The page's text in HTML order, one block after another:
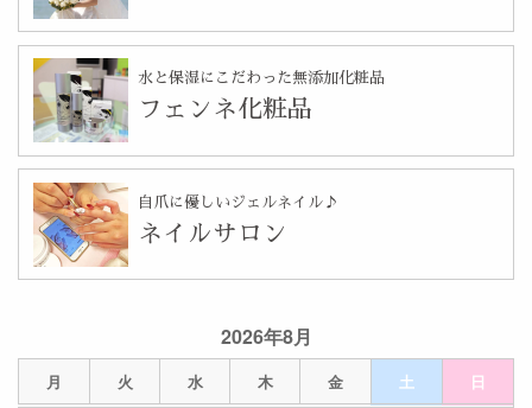
2026年8月
月 火 水 木 金 土 日
水と保湿にこだわった無添加化粧品
フェンネ化粧品
自爪に優しいジェルネイル♪
ネイルサロン